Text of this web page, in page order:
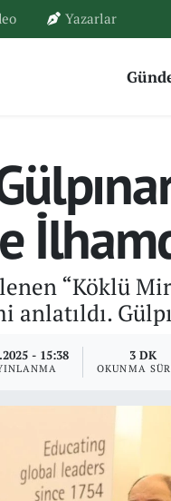
Yazarlar
“Köklü
- 15:38 3 DK
OKUNMA